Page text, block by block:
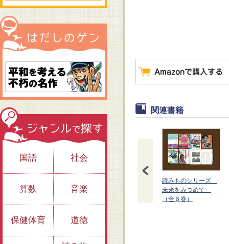
関連書籍
サケと「浅井っ子」
ラブレター
読みものシリーズ
未来をみつめて
（全６巻）
国語 社会
算数 音楽
保健体育 道徳